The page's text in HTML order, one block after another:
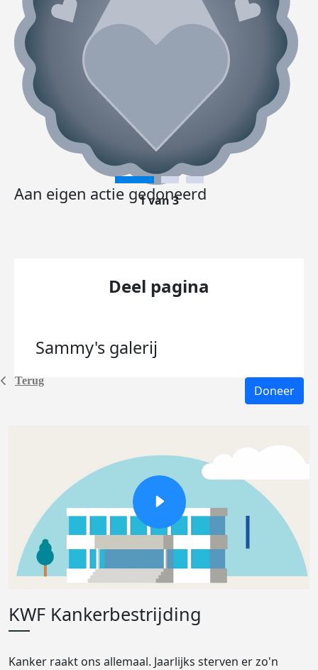
Terug
Aan eigen actie gedoneerd
1 van 3
Deel pagina
Sammy's galerij
Doneer
KWF Kankerbestrijding
Kanker raakt ons allemaal. Jaarlijks sterven er zo'n